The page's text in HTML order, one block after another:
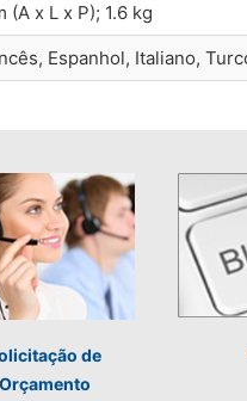
(A x L x P); 1.6 kg
Espanhol, Italiano,
de
Orçamento